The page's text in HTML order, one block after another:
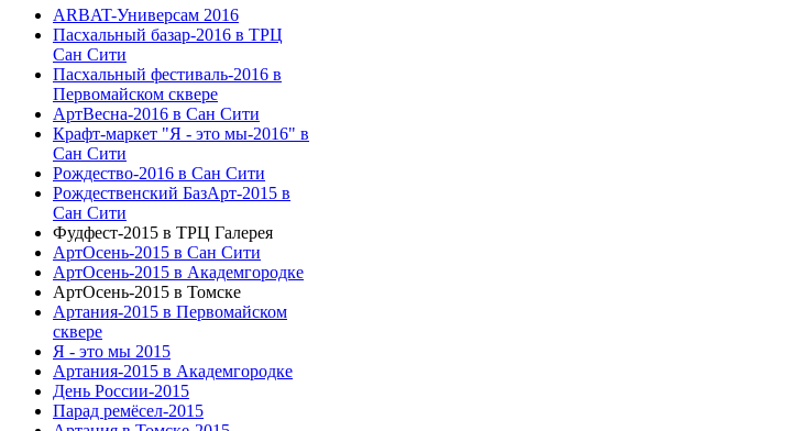
ARBAT-Универсам 2016
Пасхальный базар-2016 в ТРЦ
Сан Сити
Пасхальный фестиваль-2016 в
Первомайском сквере
АртВесна-2016 в Сан Сити
Крафт-маркет "Я - это мы-2016" в
Сан Сити
Рождество-2016 в Сан Сити
Рождественский БазАрт-2015 в
Сан Сити
Фудфест-2015 в ТРЦ Галерея
АртОсень-2015 в Сан Сити
АртОсень-2015 в Академгородке
АртОсень-2015 в Томске
Артания-2015 в Первомайском
сквере
Я - это мы 2015
Артания-2015 в Академгородке
День России-2015
Парад ремёсел-2015